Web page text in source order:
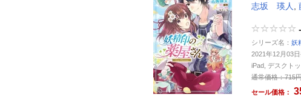
志坂 瑛人
-
シリーズ名： 妖
2021年12月03
iPad, デスクト
通常価格：715
セール価格：